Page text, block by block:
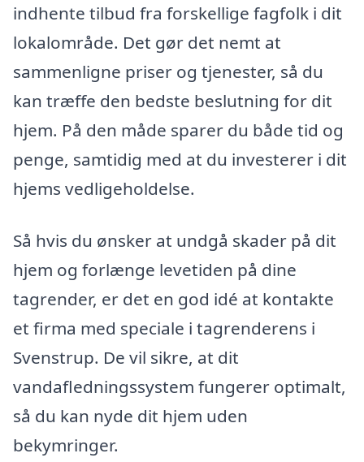
indhente tilbud fra forskellige fagfolk i dit
lokalområde. Det gør det nemt at
sammenligne priser og tjenester, så du
kan træffe den bedste beslutning for dit
hjem. På den måde sparer du både tid og
penge, samtidig med at du investerer i dit
hjems vedligeholdelse.
Så hvis du ønsker at undgå skader på dit
hjem og forlænge levetiden på dine
tagrender, er det en god idé at kontakte
et firma med speciale i tagrenderens i
Svenstrup. De vil sikre, at dit
vandafledningssystem fungerer optimalt,
så du kan nyde dit hjem uden
bekymringer.